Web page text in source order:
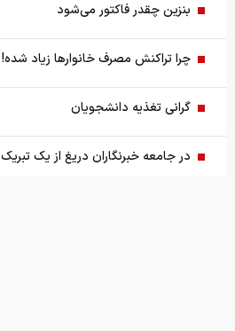
بنزین چقدر فاکتور می‌شود
چرا تراکنش مصرف خانوارها زیاد شده!
گرانی تغذیه دانشجویان
در جامعه خبرنگاران دریغ از یک تبریک